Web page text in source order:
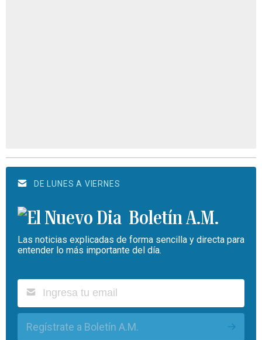
DE LUNES A VIERNES
Boletín A.M.
Las noticias explicadas de forma sencilla y directa para
entender lo más importante del día.
Regístrate a Boletín A.M.